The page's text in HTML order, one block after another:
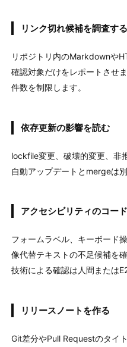
リンク切れ候補を調査する
リポジトリ内のMarkdownや
確認対象だけをレポートさせ
件数を制限します。
依存更新の影響を読む
lockfile変更、破壊的変更、非
自動アップデートとmergeは
アクセシビリティのコー
フォームラベル、キーボード
像代替テキストの不足候補を
技術による確認は人間または
リリースノートを作る
Git差分やPull Requestのタイ